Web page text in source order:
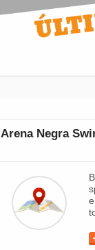
Arena Negra